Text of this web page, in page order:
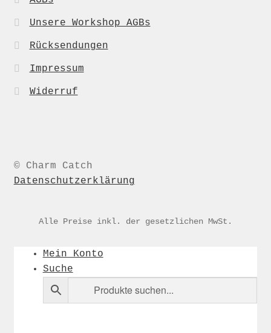
Unsere Workshop AGBs
Rücksendungen
Impressum
Widerruf
© Charm Catch
Datenschutzerklärung
Alle Preise inkl. der gesetzlichen MwSt.
Mein Konto
Suche